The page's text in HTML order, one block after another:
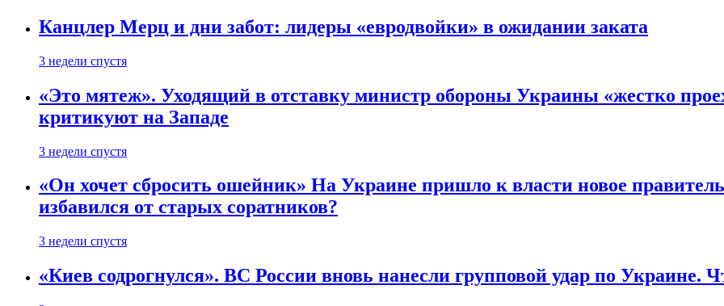
Канцлер Мерц и дни забот: лидеры «евродвойки» в ожидании заката
3 недели спустя
«Это мятеж». Уходящий в отставку министр обороны Украины «жестко
критикуют на Западе
3 недели спустя
«Он хочет сбросить ошейник» На Украине пришло к власти новое
избавился от старых соратников?
3 недели спустя
«Киев содрогнулся». ВС России вновь нанесли групповой удар по Украине.